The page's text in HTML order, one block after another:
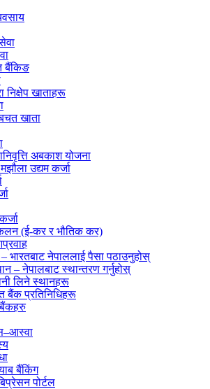
बैंकिङ
निक्षेप खाताहरू
खाता
अबकाश योजना
उद्यम कर्जा
(ई-कर र भौतिक कर)
भारतबाट नेपाललाई पैसा पठाउनुहोस्
– नेपालबाट स्थान्तरण गर्नुहोस्
लिने स्थानहरू
बैंक प्रतिनिधिहरू
बैंकहरु
बैंकिंग
पोर्टल